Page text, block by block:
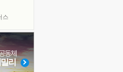
며
극심한 변비, 어깨결림, 수면 장애
아픈 아버지를 위한 공간 설계
스
택
동체
리